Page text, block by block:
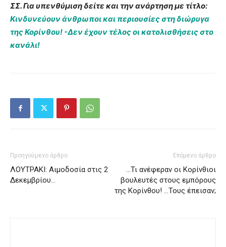
ΣΣ. Για υπενθύμιση δείτε και την ανάρτηση με τίτλο:
Κινδυνεύουν άνθρωποι και περιουσίες στη διώρυγα
της Κορίνθου! -Δεν έχουν τέλος οι κατολισθήσεις στο
κανάλι!
Προηγούμενο άρθρο
ΛΟΥΤΡΑΚΙ: Αιμοδοσία στις 2
Δεκεμβρίου…
Επόμενο άρθρο
…Τι ανέφεραν οι Κορίνθιοι
βουλευτές στους εμπόρους
της Κορίνθου! …Τους έπεισαν;